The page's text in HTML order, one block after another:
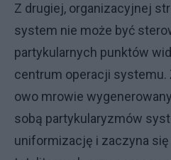
Z drugiej, organizacyjnej
system nie może być
partykularnych punktów
centrum operacji
owo mrowie
sobą partykularyzmów
uniformizację i zaczyna